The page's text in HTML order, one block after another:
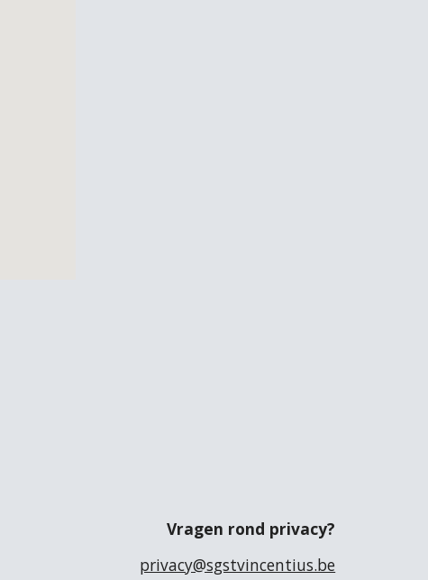
Vragen rond privacy?
privacy@sgstvincentius.be